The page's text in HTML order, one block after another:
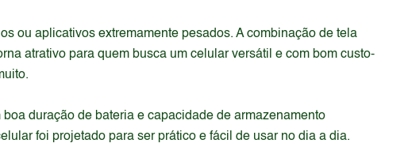
ou aplicativos extremamente pesados. A combinação de tela
atrativo para quem busca um celular versátil e com bom custo-
duração de bateria e capacidade de armazenamento
foi projetado para ser prático e fácil de usar no dia a dia.